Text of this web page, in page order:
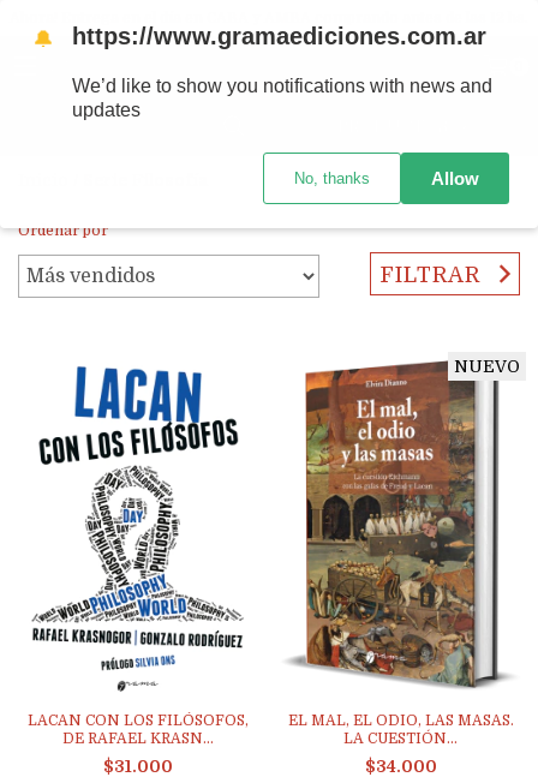
Ordenar por
FILTRAR
LACAN CON LOS FILÓSOFOS,
DE RAFAEL KRASN...
$31.000
NUEVO
EL MAL, EL ODIO, LAS MASAS.
LA CUESTIÓN...
$34.000
🔔 https://www.gramaediciones.com.ar
We’d like to show you notifications with news and
updates
No, thanks Allow